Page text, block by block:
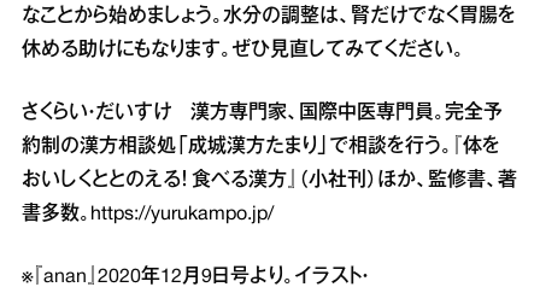
なことから始めましょう。水分の調整は、腎だけでなく胃腸を
休める助けにもなります。ぜひ見直してみてください。
さくらい・だいすけ 漢方専門家、国際中医専門員。完全予
約制の漢方相談処「成城漢方たまり」で相談を行う。『体を
おいしくととのえる！ 食べる漢方』（小社刊）ほか、監修書、著
書多数。 https://yurukampo.jp/
※『anan』2020年12月9日号より。イラスト・